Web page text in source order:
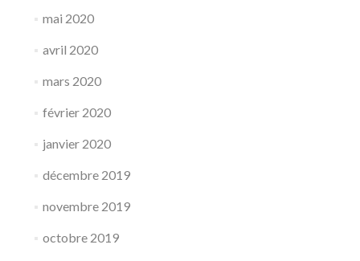
mai 2020
avril 2020
mars 2020
février 2020
janvier 2020
décembre 2019
novembre 2019
octobre 2019